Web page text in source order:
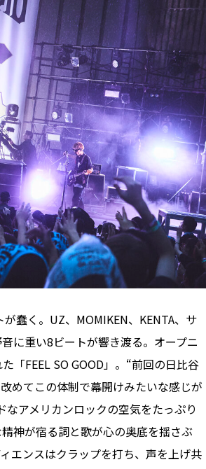
蠢く。UZ、MOMIKEN、KENTA、サ
に重い8ビートが響き渡る。オープニ
「FEEL SO GOOD」。“前回の日比谷
めてこの体制で幕開けみたいな感じが
アメリカンロックの空気をたっぷり
神が宿る詞と歌が心の奥底を揺さぶ
エンスはクラップを打ち、声を上げ共